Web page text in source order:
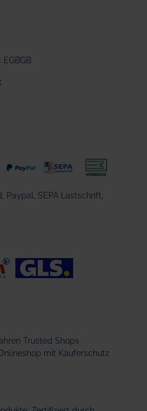
Paypal, SEPA Lastschrift,
Trusted Shops
mit Käuferschutz